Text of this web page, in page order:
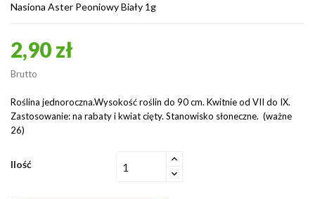
Nasiona Aster Peoniowy Biały 1g
2,90 zł
Brutto
Roślina jednoroczna.Wysokość roślin do 90 cm. Kwitnie od VII do IX.
Zastosowanie: na rabaty i kwiat cięty. Stanowisko słoneczne. (ważne
26)
Ilość